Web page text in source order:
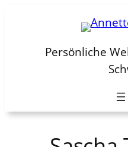
springenPersönliche